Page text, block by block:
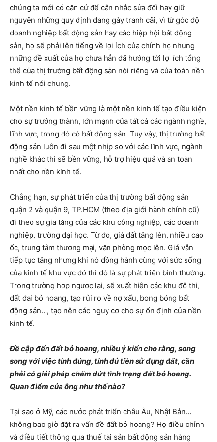
chúng ta mới có căn cứ để cân nhắc sửa đổi hay giữ
nguyên những quy định đang gây tranh cãi, vì từ góc độ
doanh nghiệp bất động sản hay các hiệp hội bất động
sản, họ sẽ phải lên tiếng về lợi ích của chính họ nhưng
những đề xuất của họ chưa hẳn đã hướng tới lợi ích tổng
thể của thị trường bất động sản nói riêng và của toàn nền
kinh tế nói chung.
Một nền kinh tế bền vững là một nền kinh tế tạo điều kiện
cho sự trưởng thành, lớn mạnh của tất cả các ngành nghề,
lĩnh vực, trong đó có bất động sản. Tuy vậy, thị trường bất
động sản luôn đi sau một nhịp so với các lĩnh vực, ngành
nghề khác thì sẽ bền vững, hỗ trợ hiệu quả và an toàn
nhất cho nền kinh tế.
Chẳng hạn, sự phát triển của thị trường bất động sản
quận 2 và quận 9, TP.HCM (theo địa giới hành chính cũ)
đi theo sự gia tăng của các khu công nghiệp, các doanh
nghiệp, trường đại học. Từ đó, giá đất tăng lên, nhiều cao
ốc, trung tâm thương mại, văn phòng mọc lên. Giá vẫn
tiếp tục tăng nhưng khi nó đồng hành cùng với sức sống
của kinh tế khu vực đó thì đó là sự phát triển bình thường.
Trong trường hợp ngược lại, sẽ xuất hiện các khu đô thị,
đất đai bỏ hoang, tạo rủi ro về nợ xấu, bong bóng bất
động sản…, tạo nên các nguy cơ cho sự ổn định của nền
kinh tế.
Đề cập đến đất bỏ hoang, nhiều ý kiến cho rằng, song
song với việc tính đúng, tính đủ tiền sử dụng đất, cần
phải có giải pháp chấm dứt tình trạng đất bỏ hoang.
Quan điểm của ông như thế nào?
Tại sao ở Mỹ, các nước phát triển châu Âu, Nhật Bản…
không bao giờ đặt ra vấn đề đất bỏ hoang? Họ điều chỉnh
và điều tiết thông qua thuế tài sản bất động sản hàng